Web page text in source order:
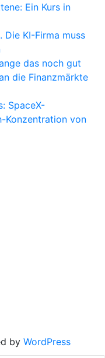
Ein Kurs in
KI-Firma muss
das noch gut
die Finanzmärkte
SpaceX-
Konzentration von
by WordPress